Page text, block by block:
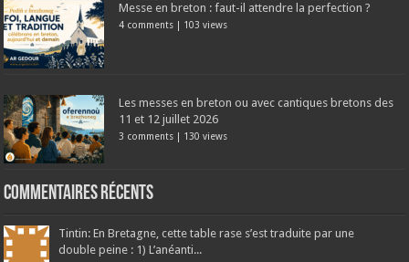
Messe en breton : faut-il attendre la perfection ?
4 comments | 103 views
Les messes en breton ou avec cantiques bretons des
11 et 12 juillet 2026
3 comments | 130 views
Commentaires récents
Tintin: En Bretagne, cette table rase s’est traduite par une
double peine : 1) L’anéanti...